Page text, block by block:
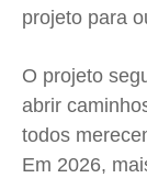
projeto para
O projeto
abrir
todos
Em 2026,